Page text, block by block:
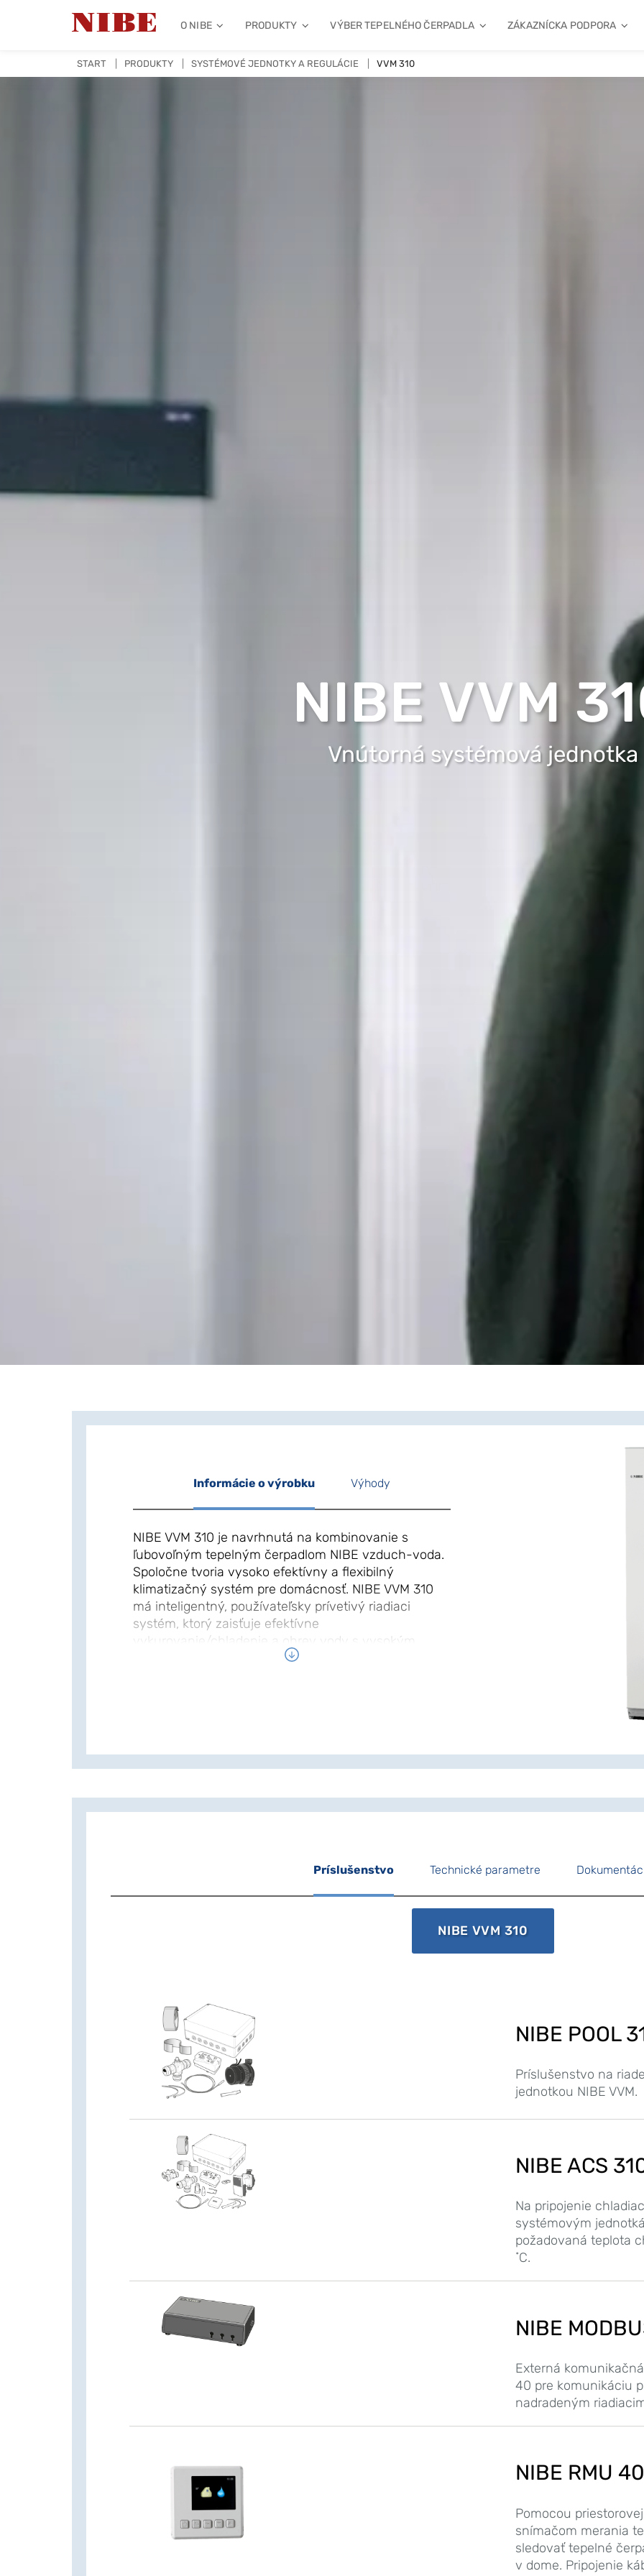
O NIBE PRODUKTY VÝBER TEPELNÉHO ČERPADLA ZÁKAZNÍCKA PODPORA
START PRODUKTY SYSTÉMOVÉ JEDNOTKY A REGULÁCIE VVM 310
NIBE VVM
Vnútorná systémová jednotka
Informácie o výrobku Výhody
NIBE VVM 310 je navrhnutá na kombinovanie s
ľubovoľným tepelným čerpadlom NIBE vzduch-voda.
Spoločne tvoria vysoko efektívny a flexibilný
klimatizačný systém pre domácnosť. NIBE VVM 310
má inteligentný, používateľsky prívetivý riadiaci
systém, ktorý zaisťuje efektívne
vykurovanie/chladenie a ohrev vody s vysokým
výkonom. NIBE VVM 310 sa veľmi ľahko montuje.
prostredie.
Príslušenstvo Technické parametre
NIBE VVM 310
NIBE POOL
Príslušenstvo na
jednotkou NIBE VVM.
NIBE ACS
Na pripojenie
systémovým
požadovaná teplota
˚C.
NIBE
Externá
40 pre komunikáciu
nadradeným
NIBE RMU 40
Pomocou
snímačom merania
sledovať tepelné
v dome. Pripojenie